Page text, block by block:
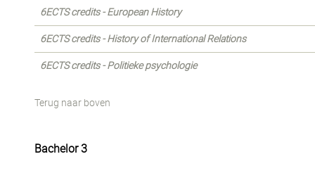
6ECTS credits - European History
6ECTS credits - History of International Relations
6ECTS credits - Politieke psychologie
Terug naar boven
Bachelor 3